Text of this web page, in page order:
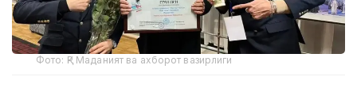
Фото: ҚР Маданият ва ахборот вазирлиги